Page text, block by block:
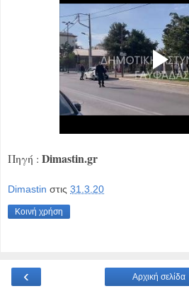
Πηγή : Dimastin.gr
Dimastin στις 31.3.20
Κοινή χρήση
‹ Αρχική σελίδα